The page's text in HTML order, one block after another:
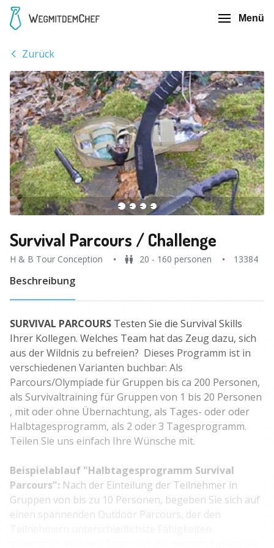
Menü
Zurück
Survival Parcours / Challenge
H & B Tour Conception 20 - 160 personen 13384
Beschreibung
SURVIVAL PARCOURS Testen Sie die Survival Skills
Ihrer Kollegen. Welches Team hat das Zeug dazu, sich
aus der Wildnis zu befreien? Dieses Programm ist in
verschiedenen Varianten buchbar: Als
Parcours/Olympiade für Gruppen bis ca 200 Personen,
als Survivaltraining für Gruppen von 1 bis 20 Personen
, mit oder ohne Übernachtung, als Tages- oder oder
Halbtagesprogramm, als 2 oder 3 Tagesprogramm.
Teilen Sie uns einfach Ihre Wünsche mit.
Beispielablauf "Halbtagesprogramm Survival
Parcours": Nach der Einteilung der Teilnehmer in
Gruppen von bis zu 10 Personen, begeben Sie sich auf
einen spannenden Outdoor Parcours, der den